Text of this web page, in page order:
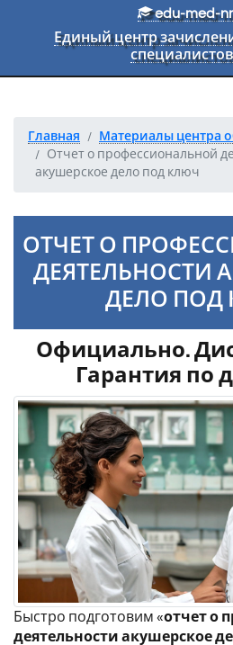
Перейти к основному текстуedu-med-
Единый центр
Главная
Материалы центра
Отчет о профессиональной
акушерское дело под ключ
ОТЧЕТ О
ДЕЯТЕЛЬНОСТИ
ДЕЛО ПОД
Официально.
Гарантия по
Быстро подготовим «отчет о
деятельности акушерское